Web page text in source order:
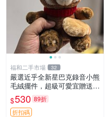
福和二手市場 32
嚴選近乎全新星巴克錄音小熊
毛絨擺件，超級可愛宜贈送掛
飾 錄音小熊 毛絨擺件 贈品
$530 89折
折扣碼